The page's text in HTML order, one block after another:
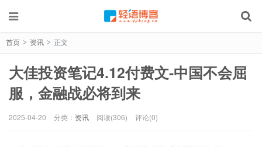
首页 > 资讯 > 正文
大佳投资笔记4.12付费文-中国不会屈
服，金融战必将到来
2025-04-20 分类： 资讯 阅读(306) 评论(0)